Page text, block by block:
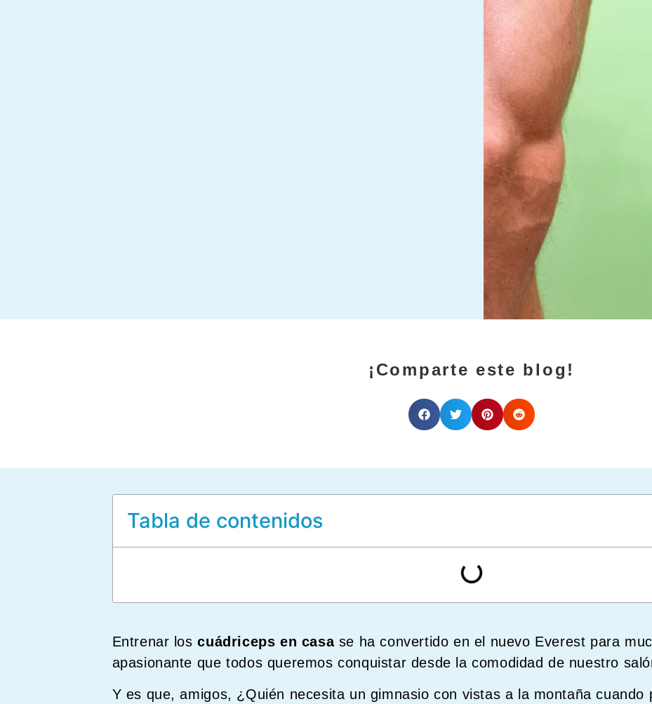
¡Comparte este blog!
Tabla de contenidos
Entrenar loscuádriceps en casase ha convertido en el nuevo Everest para
apasionante que todos queremos conquistar desde la comodidad de nuestro
Y es que, amigos, ¿Quién necesita un gimnasio con vistas a la montaña cuando